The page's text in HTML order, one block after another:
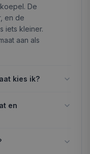
De
en de
iets kleiner.
aan als
kies ik?
en